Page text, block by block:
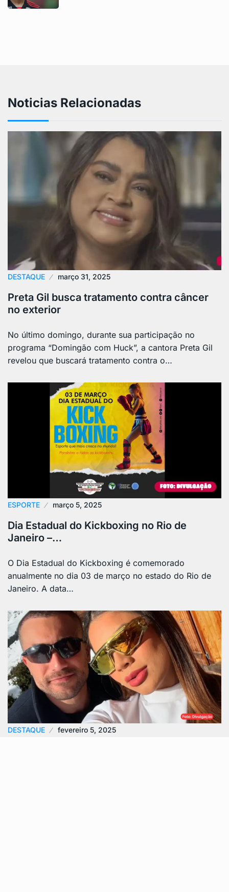
Noticias Relacionadas
DESTAQUE março 31, 2025
Preta Gil busca tratamento contra câncer
no exterior
No último domingo, durante sua participação no
programa “Domingão com Huck”, a cantora Preta Gil
revelou que buscará tratamento contra o…
ESPORTE março 5, 2025
Dia Estadual do Kickboxing no Rio de
Janeiro –…
O Dia Estadual do Kickboxing é comemorado
anualmente no dia 03 de março no estado do Rio de
Janeiro. A data…
DESTAQUE fevereiro 5, 2025